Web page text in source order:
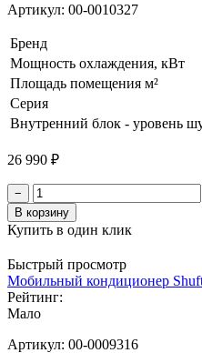
Артикул: 00-0010327
Бренд
Мощность охлаждения, кВт
Площадь помещения м²
Серия
Внутренний блок - уровень
26 990 ₽
−
В корзину
Купить в один клик
Быстрый просмотр
Мобильный кондиционер
Рейтинг:
Мало
Артикул: 00-0009316